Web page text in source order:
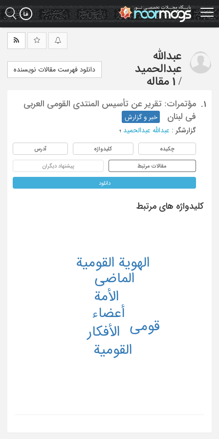
Skip
to
main
عبدالله
عبدالحمید
/ 1 مقاله
دانلود فهرست مقالات نویسنده
1.
مؤتمرات: تقریر عن تأسیس المنتدی القومی العربی
فی لبنان
خبر و گزارش
گزارشگر : عبدالله عبدالحمید ؛
چکیده کلیدواژه آدرس
مقالات مرتبط پیشنهاد دیگران
دانلود
کلیدواژه های مرتبط
أعضاء
الأفکار
الأمة
القومیة
الماضی
الهویة القومیة
قومی